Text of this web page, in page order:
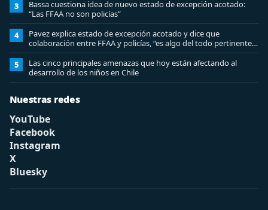
3
Bassa cuestiona idea de nuevo estado de excepción acotado:
“Las FFAA no son policías”
4
Pavez explica estado de excepción acotado y dice que
colaboración entre FFAA y policías, “es algo del todo pertinente
analizar”
5
Las cinco principales amenazas que hoy están afectando al
desarrollo de los niños en Chile
Nuestras redes
YouTube
Facebook
Instagram
X
Bluesky